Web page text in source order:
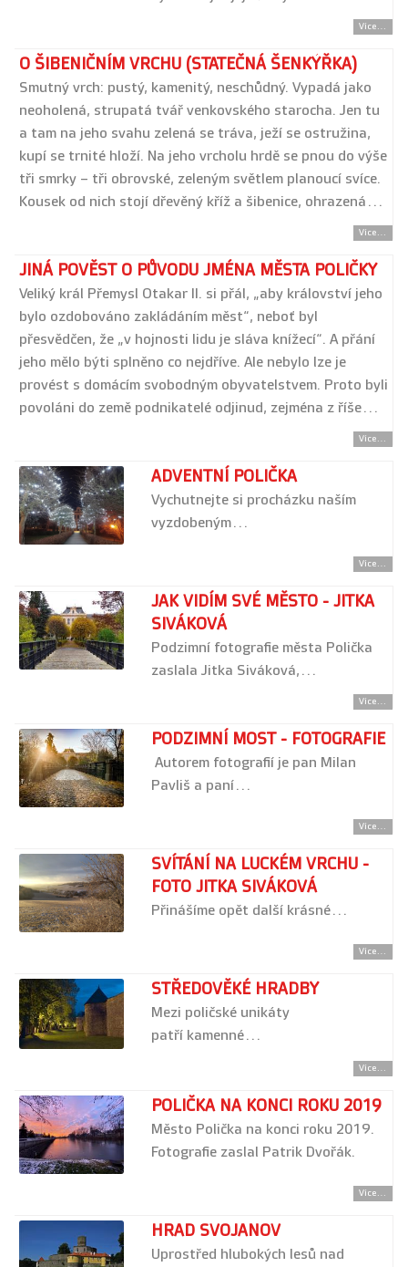
Více...
O ŠIBENIČNÍM VRCHU (STATEČNÁ ŠENKÝŘKA)
Smutný vrch: pustý, kamenitý, neschůdný. Vypadá jako
neoholená, strupatá tvář venkovského starocha. Jen tu
a tam na jeho svahu zelená se tráva, ježí se ostružina,
kupí se trnité hloží. Na jeho vrcholu hrdě se pnou do výše
tři smrky – tři obrovské, zeleným světlem planoucí svíce.
Kousek od nich stojí dřevěný kříž a šibenice, ohrazená…
Více...
JINÁ POVĚST O PŮVODU JMÉNA MĚSTA POLIČKY
Veliký král Přemysl Otakar II. si přál, „aby království jeho
bylo ozdobováno zakládáním měst“, neboť byl
přesvědčen, že „v hojnosti lidu je sláva knížecí“. A přání
jeho mělo býti splněno co nejdříve. Ale nebylo lze je
provést s domácím svobodným obyvatelstvem. Proto byli
povoláni do země podnikatelé odjinud, zejména z říše…
Více...
ADVENTNÍ POLIČKA
Vychutnejte si procházku naším
vyzdobeným…
Více...
JAK VIDÍM SVÉ MĚSTO - JITKA
SIVÁKOVÁ
Podzimní fotografie města Polička
zaslala Jitka Siváková,…
Více...
PODZIMNÍ MOST - FOTOGRAFIE
Autorem fotografií je pan Milan
Pavliš a paní…
Více...
SVÍTÁNÍ NA LUCKÉM VRCHU -
FOTO JITKA SIVÁKOVÁ
Přinášíme opět další krásné…
Více...
STŘEDOVĚKÉ HRADBY
Mezi poličské unikáty
patří kamenné…
Více...
POLIČKA NA KONCI ROKU 2019
Město Polička na konci roku 2019.
Fotografie zaslal Patrik Dvořák.
Více...
HRAD SVOJANOV
Uprostřed hlubokých lesů nad